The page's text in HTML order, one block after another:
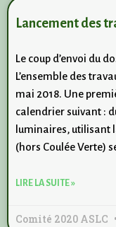
Lancement des
Le coup d’envoi du
L’ensemble des
mai 2018. Une
calendrier suivant :
luminaires, utilisant
(hors Coulée Verte)
LIRE LA SUITE »
Comité 2020 ASLC